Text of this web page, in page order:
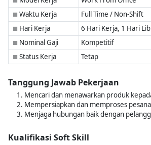
■ Waktu Kerja Full Time / Non-Shift
■ Hari Kerja 6 Hari Kerja, 1 Hari
■ Nominal Gaji Kompetitif
■ Status Kerja Tetap
Tanggung Jawab Pekerjaan
Mencari dan menawarkan produk
Mempersiapkan dan memproses
Menjaga hubungan baik dengan
Kualifikasi Soft Skill